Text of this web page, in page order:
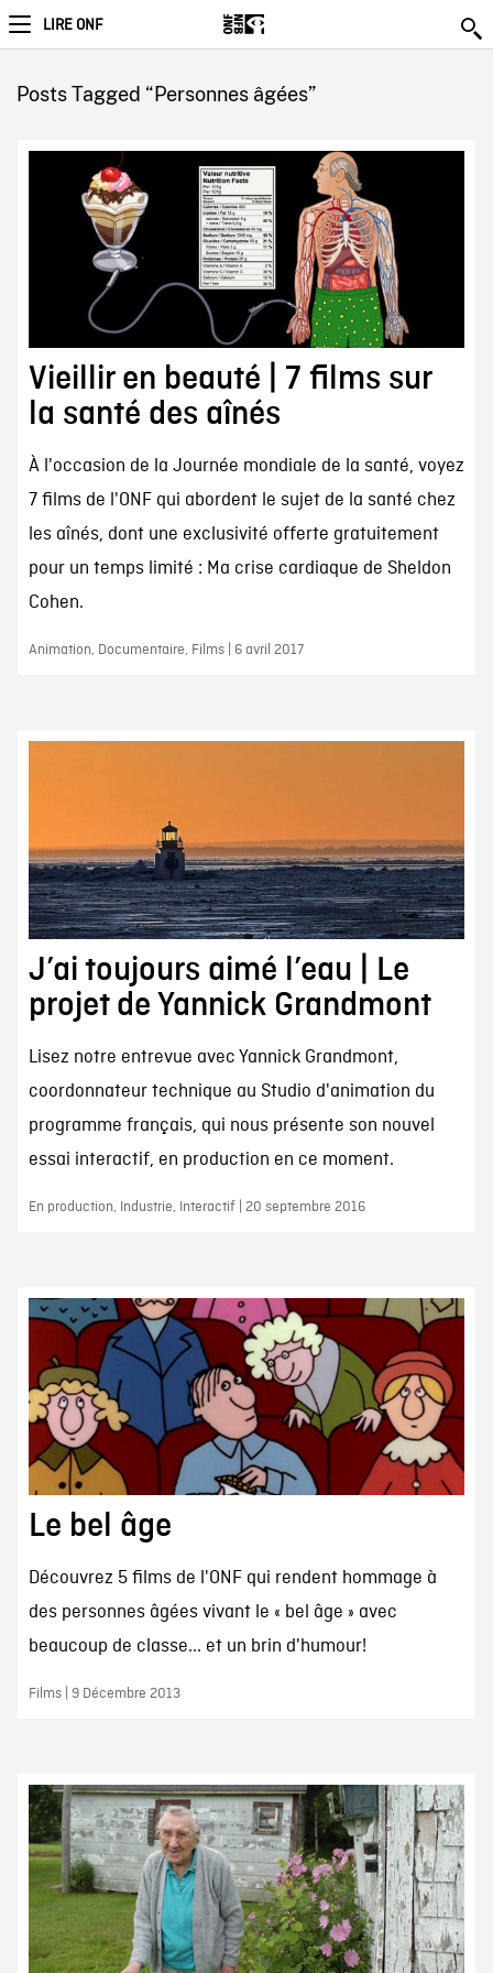
LIRE ONF
Posts Tagged “Personnes âgées”
Vieillir en beauté | 7 films sur
la santé des aînés
À l'occasion de la Journée mondiale de la santé, voyez
7 films de l'ONF qui abordent le sujet de la santé chez
les aînés, dont une exclusivité offerte gratuitement
pour un temps limité : Ma crise cardiaque de Sheldon
Cohen.
Animation, Documentaire, Films | 6 avril 2017
J’ai toujours aimé l’eau | Le
projet de Yannick Grandmont
Lisez notre entrevue avec Yannick Grandmont,
coordonnateur technique au Studio d'animation du
programme français, qui nous présente son nouvel
essai interactif, en production en ce moment.
En production, Industrie, Interactif | 20 septembre 2016
Le bel âge
Découvrez 5 films de l'ONF qui rendent hommage à
des personnes âgées vivant le « bel âge » avec
beaucoup de classe... et un brin d'humour!
Films | 9 Décembre 2013